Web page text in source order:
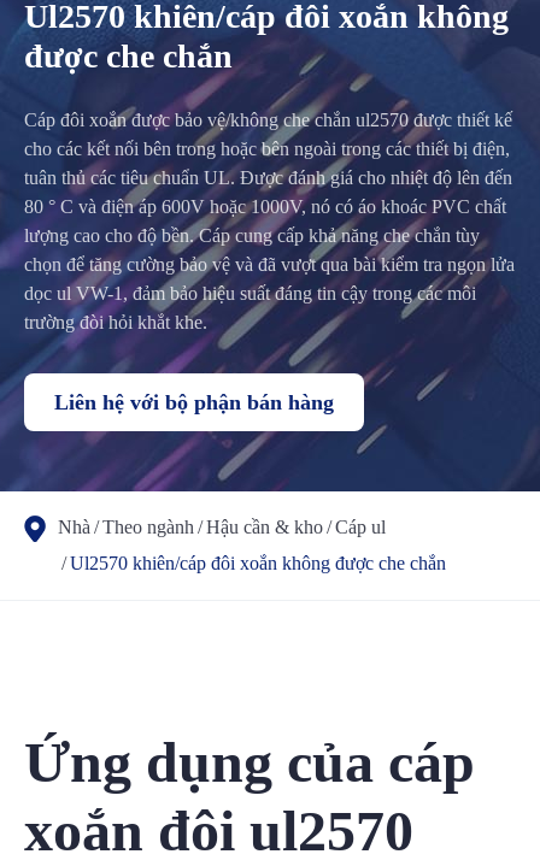
Ul2570 khiên/cáp đôi xoắn không
được che chắn
Cáp đôi xoắn được bảo vệ/không che chắn ul2570 được thiết kế
cho các kết nối bên trong hoặc bên ngoài trong các thiết bị điện,
tuân thủ các tiêu chuẩn UL. Được đánh giá cho nhiệt độ lên đến
80 ° C và điện áp 600V hoặc 1000V, nó có áo khoác PVC chất
lượng cao cho độ bền. Cáp cung cấp khả năng che chắn tùy
chọn để tăng cường bảo vệ và đã vượt qua bài kiểm tra ngọn lửa
dọc ul VW-1, đảm bảo hiệu suất đáng tin cậy trong các môi
trường đòi hỏi khắt khe.
Liên hệ với bộ phận bán hàng
Nhà Theo ngành Hậu cần & kho Cáp ul
Ul2570 khiên/cáp đôi xoắn không được che chắn
Ứng dụng của cáp
xoắn đôi ul2570